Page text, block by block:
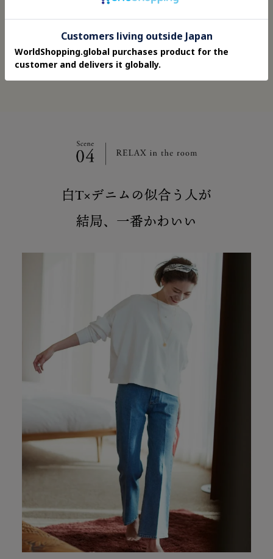
かな素材なので、足元はサンダルを合わせでもOKです
が、春先はあえてブーツを合わせてMIXスタイルを楽しむ
のもおすすめ」
白T×デニムの似合う人が
結局、一番かわいい